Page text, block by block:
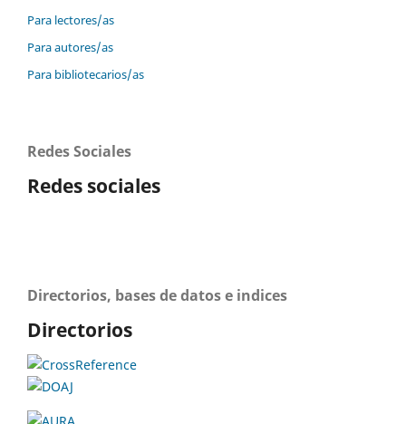
Para lectores/as
Para autores/as
Para bibliotecarios/as
Redes Sociales
Redes sociales
Directorios, bases de datos e indices
Directorios